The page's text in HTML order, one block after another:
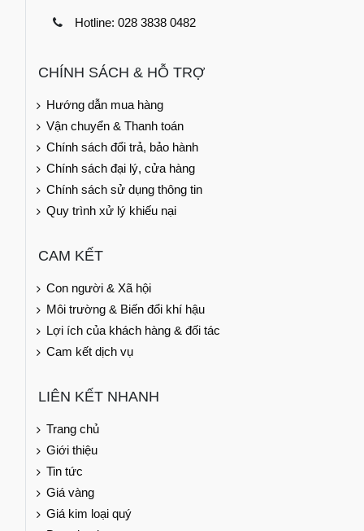
Hotline: 028 3838 0482
CHÍNH SÁCH & HỖ TRỢ
Hướng dẫn mua hàng
Vận chuyển & Thanh toán
Chính sách đổi trả, bảo hành
Chính sách đại lý, cửa hàng
Chính sách sử dụng thông tin
Quy trình xử lý khiếu nại
CAM KẾT
Con người & Xã hội
Môi trường & Biến đổi khí hậu
Lợi ích của khách hàng & đối tác
Cam kết dịch vụ
LIÊN KẾT NHANH
Trang chủ
Giới thiệu
Tin tức
Giá vàng
Giá kim loại quý